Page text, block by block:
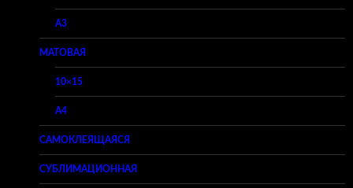
A3
МАТОВАЯ
10×15
A4
САМОКЛЕЯЩАЯСЯ
СУБЛИМАЦИОННАЯ